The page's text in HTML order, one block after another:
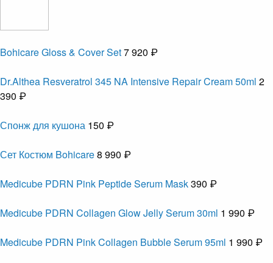
Bohicare Gloss & Cover Set7 920 ₽
Dr.Althea Resveratrol 345 NA Intensive Repair Cream 50ml 2
390 ₽
Спонж для кушона 150 ₽
Сет Костюм Bohicare8 990 ₽
Medicube PDRN Pink Peptide Serum Mask390 ₽
Medicube PDRN Collagen Glow Jelly Serum 30ml 1 990 ₽
Medicube PDRN Pink Collagen Bubble Serum 95ml 1 990 ₽